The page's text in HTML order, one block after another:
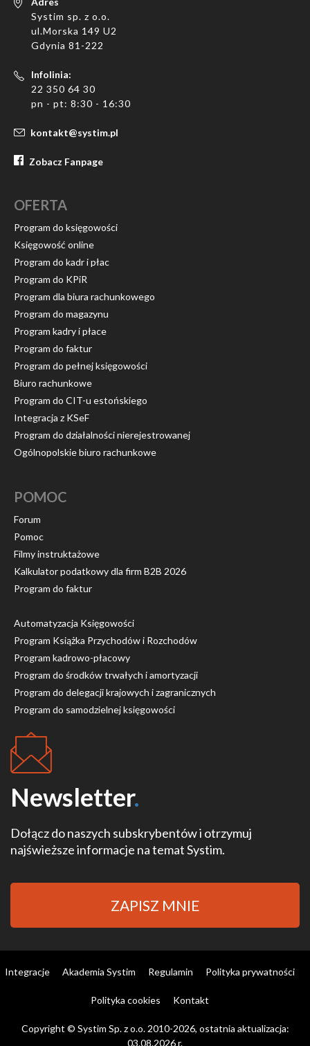
Systim sp. z o.o.
ul.Morska 149 U2
Gdynia 81-222
Infolinia:
22 350 64 30
pn - pt: 8:30 - 16:30
kontakt@systim.pl
Zobacz Fanpage
OFERTA
Program do księgowości
Księgowość online
Program do kadr i płac
Program do KPiR
Program dla biura rachunkowego
Program do magazynu
Program kadry i płace
Program do faktur
Program do pełnej księgowości
Biuro rachunkowe
Program do CIT-u estońskiego
Integracja z KSeF
Program do działalności nierejestrowanej
Ogólnopolskie biuro rachunkowe
POMOC
Forum
Pomoc
Filmy instruktażowe
Kalkulator podatkowy dla firm B2B 2026
Program do faktur
Automatyzacja Księgowości
Program Książka Przychodów i Rozchodów
Program kadrowo-płacowy
Program do środków trwałych i amortyzacji
Program do delegacji krajowych i zagranicznych
Program do samodzielnej księgowości
Newsletter.
Dołącz do naszych subskrybentów i otrzymuj
najświeższe informacje na temat Systim.
ZAPISZ MNIE
Integracje Akademia Systim Regulamin Polityka prywatności
Polityka cookies Kontakt
Copyright © Systim Sp. z o.o. 2010-2026, ostatnia aktualizacja:
03.08.2026 r.